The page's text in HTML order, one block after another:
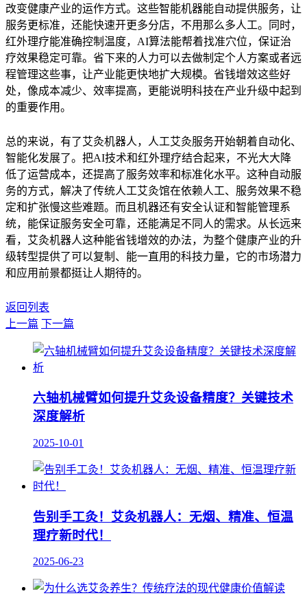
改变健康产业的运作方式。这些智能机器能自动提供服务，让
服务更标准，还能快速开更多分店，不用那么多人工。同时，
红外理疗能准确控制温度，AI算法能帮着找准穴位，保证治
疗效果稳定可靠。省下来的人力可以去做制定个人方案或者远
程管理这些事，让产业能更快地扩大规模。省钱增效这些好
处，像成本减少、效率提高，更能说明科技在产业升级中起到
的重要作用。
总的来说，有了艾灸机器人，人工艾灸服务开始朝着自动化、
智能化发展了。把AI技术和红外理疗结合起来，不光大大降
低了运营成本，还提高了服务效率和标准化水平。这种自动服
务的方式，解决了传统人工艾灸馆在依赖人工、服务效果不稳
定和扩张慢这些难题。而且机器还有安全认证和智能管理系
统，能保证服务安全可靠，还能满足不同人的需求。从长远来
看，艾灸机器人这种能省钱增效的办法，为整个健康产业的升
级转型提供了可以复制、能一直用的科技力量，它的市场潜力
和应用前景都挺让人期待的。
返回列表
上一篇 下一篇
六轴机械臂如何提升艾灸设备精度？关键技术
深度解析
2025-10-01
告别手工灸！艾灸机器人：无烟、精准、恒温
理疗新时代！
2025-06-23